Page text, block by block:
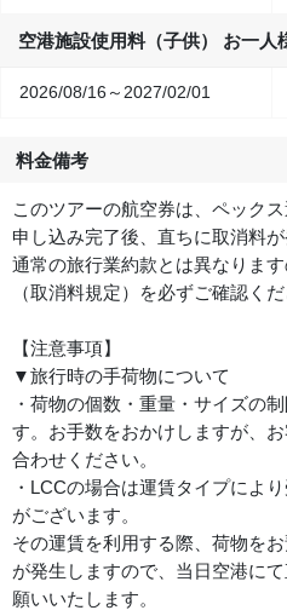
空港施設使用料（子供） お一人
2026/08/16～2027/02/01
料金備考
このツアーの航空券は、ペック
申し込み完了後、直ちに取消料が
通常の旅行業約款とは異なりま
（取消料規定）を必ずご確認くだ
【注意事項】
▼旅行時の手荷物について
・荷物の個数・重量・サイズの
す。お手数をおかけしますが、
合わせください。
・LCCの場合は運賃タイプによ
がございます。
その運賃を利用する際、荷物を
が発生しますので、当日空港に
願いいたします。